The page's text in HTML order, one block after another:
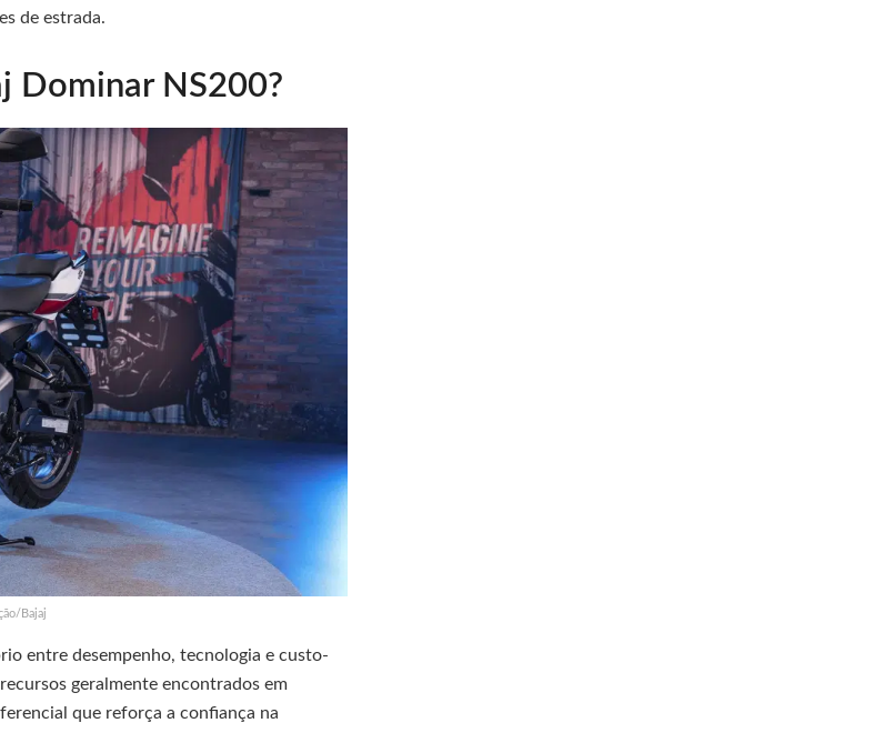
de estrada.
Dominar NS200?
Bajaj
entre desempenho, tecnologia e custo-
geralmente encontrados em
que reforça a confiança na